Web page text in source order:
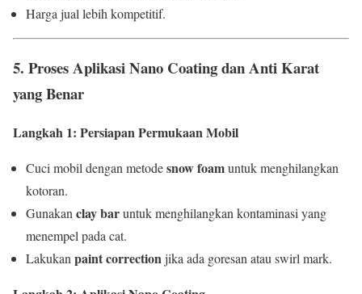
Harga jual lebih kompetitif.
5. Proses Aplikasi Nano Coating dan Anti Karat
yang Benar
Langkah 1: Persiapan Permukaan Mobil
Cuci mobil dengan metodesnow foamuntuk menghilangkan
kotoran.
Gunakanclay baruntuk menghilangkan kontaminasi yang
menempel pada cat.
Lakukanpaint correctionjika ada goresan atau swirl mark.